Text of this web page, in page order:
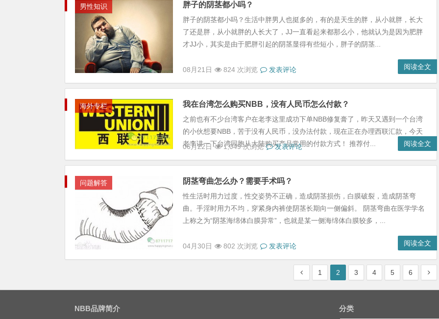
男性知识 胖子的阴茎都小吗？
胖子的阴茎都小吗？生活中胖男人也挺多的，有的是天生的胖，从小就胖，长大
了还是胖，从小就胖的人长大了，JJ一直看起来都那么小，他就认为是因为肥胖
才JJ小，其实是由于肥胖引起的阴茎显得有些短小，胖子的阴茎...
08月21日 824 次浏览 发表评论 阅读全文
海外专栏 我在台湾怎么购买NBB，没有人民币怎么付款？
之前也有不少台湾客户在老李这里成功下单NBB修复膏了，昨天又遇到一个台湾
的小伙想要NBB，苦于没有人民币，没办法付款，现在正在办理西联汇款，今天
老李讲一下台湾同胞从大陆购买产品常用的付款方式！ 推荐付...
06月22日 1,049 次浏览 发表评论 阅读全文
问题解答 阴茎弯曲怎么办？需要手术吗？
性生活时用力过度，性交姿势不正确，造成阴茎损伤，白膜破裂，造成阴茎弯
曲。手淫时用力不均，穿紧身内裤使阴茎长期向一侧偏斜。 阴茎弯曲在医学学名
上称之为“阴茎海绵体白膜异常”，也就是某一侧海绵体白膜较多，...
04月30日 802 次浏览 发表评论 阅读全文
1 2 3 4 5 6
NBB品牌简介 分类